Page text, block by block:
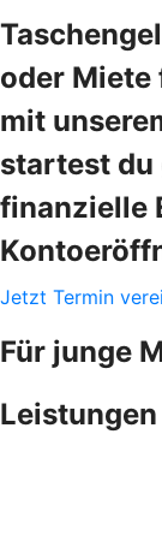
oder Miete
mit
startest du
finanzielle
Jetzt Termin
Für junge